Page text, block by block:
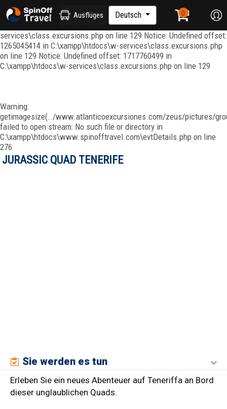
Notice: Undefined index: ordenar in C:\xampp\htdocs\w-
services\repositories\GroupRepository.php on line 415 Notice:
Undefined offset: 1265045344 in C:\xampp\htdocs\w-
services\class.excursions.php on line 129 Notice: Undefined offset:
1265045414 in C:\xampp\htdocs\w-services\class.excursions.php
on line 129 Notice: Undefined offset: 1717760499 in
C:\xampp\htdocs\w-services\class.excursions.php on line 129
Ausflüges Deutsch
Warning:
getimagesize(../www.atlanticoexcursiones.com/zeus/pictures/
failed to open stream: No such file or directory in
C:\xampp\htdocs\www.spinofftravel.com\evtDetails.php on line
276
JURASSIC QUAD TENERIFE
Sie werden es tun
Erleben Sie ein neues Abenteuer auf Teneriffa an Bord
dieser unglaublichen Quads.